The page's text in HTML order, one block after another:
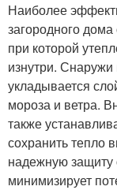
Наиболее
загородного
при которой
изнутри.
укладывается
мороза и ветра.
также
сохранить тепло
надежную защиту
минимизирует